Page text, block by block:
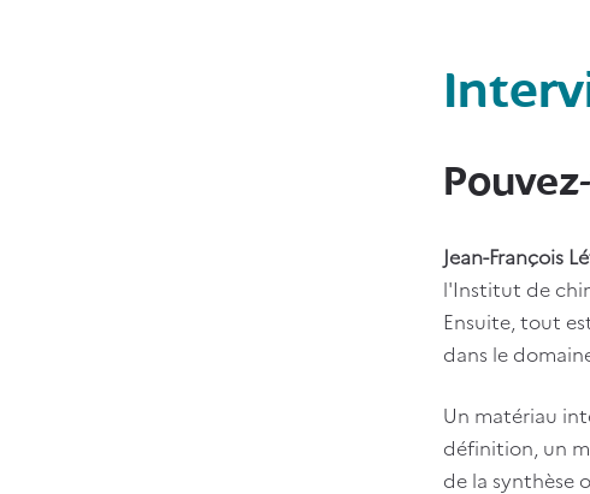
Jean-François
l'Institut de
Ensuite, tout
dans le
Un matériau
définition, un
de la synthèse